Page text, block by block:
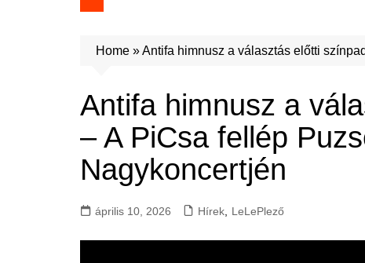
Home »Antifa himnusz a választás előtti
Antifa himnusz a
– A PiCsa fellép
Nagykoncertjén
április 10, 2026 Hírek LeLePlező